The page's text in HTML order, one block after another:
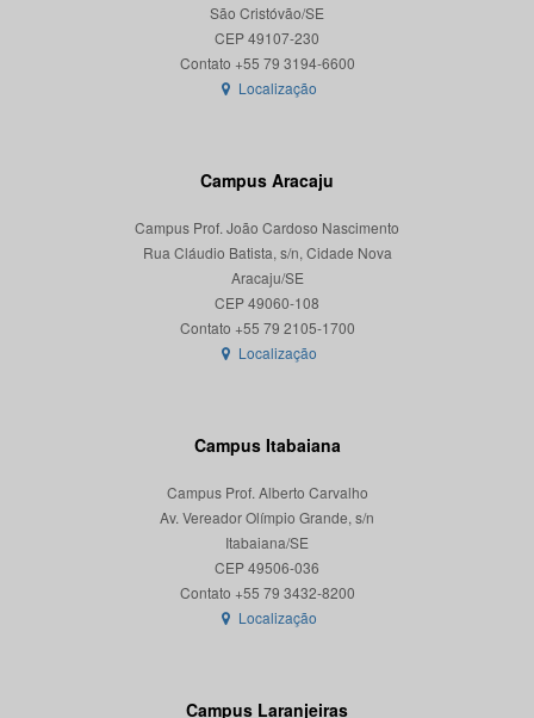
São Cristóvão/SE
CEP 49107-230
Localização
Campus Aracaju
Campus Prof. João Cardoso Nascimento
Rua Cláudio Batista, s/n, Cidade Nova
Aracaju/SE
CEP 49060-108
Localização
Campus Itabaiana
Campus Prof. Alberto Carvalho
Av. Vereador Olímpio Grande, s/n
Itabaiana/SE
CEP 49506-036
Localização
Campus Laranjeiras